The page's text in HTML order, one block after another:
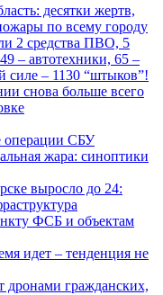
десятки жертв,
по всему городу
2 средства ПВО, 5
– автотехники, 65 –
– 1130 “штыков”!
снова больше всего
операции СБУ
жара: синоптики
выросло до 24:
ФСБ и объектам
идет – тенденция не
дронами гражданских,